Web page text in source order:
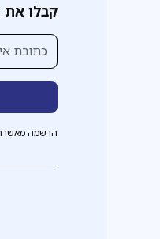
קבלו את
הרשמה